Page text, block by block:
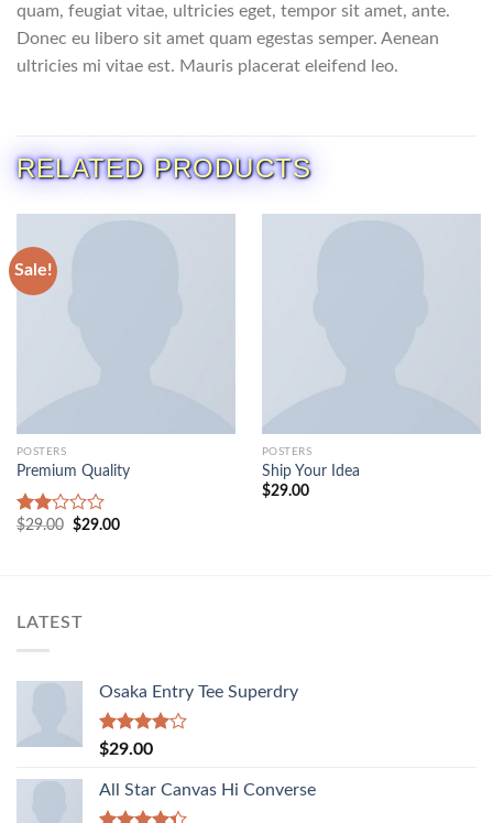
quam, feugiat vitae, ultricies eget, tempor sit amet, ante.
Donec eu libero sit amet quam egestas semper. Aenean
ultricies mi vitae est. Mauris placerat eleifend leo.
RELATED PRODUCTS
Sale!
POSTERS
Premium Quality
Rated
$29.00
Original
$29.00Current
POSTERS
Ship Your Idea
$29.00
LATEST
Osaka Entry Tee Superdry
Rated
of 5
$29.00
All Star Canvas Hi Converse